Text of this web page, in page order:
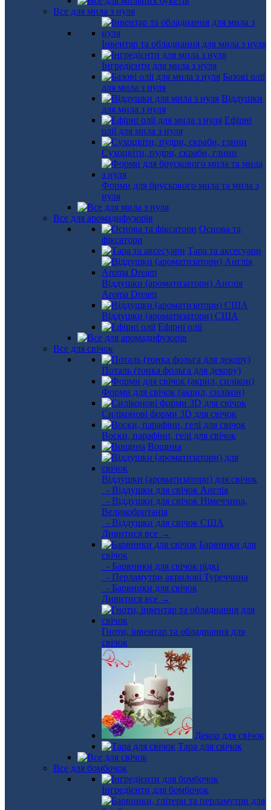
Все для мила з нуля
Інвентар та обладнання для мила з нуля
Інгредієнти для мила з нуля
Базові олії
для мила з нуля
Віддушки
для мила з нуля
Ефірні
олії для мила з нуля
Сухоцвіти, пудри, скраби, глини
Форми для брускового мила та мила з
нуля
Все для аромадифузорів
Основа та
фіксатори
Тара та аксесуари
Віддушки (ароматизатори) Англія
Aroma Dream
Віддушки (ароматизатори) США
Ефірні олії
Все для свічок
Поталь (тонка фольга для декору)
Форми для свічок (акрил, силікон)
Силіконові форми 3D для свічок
Воски, парафіни, гелі для свічок
Вощина
Віддушки (ароматизатори) для свічок
- Віддушки для свічок Англія
- Віддушки для свічок Німеччина,
Великобританія
- Віддушки для свічок США
Дивитися все →
Барвники для
свічок
- Барвники для свічок рідкі
- Перламутри акрилові Туреччина
- Барвники для свічок
Дивитися все →
Гноти, інвентар та обладнання для
свічок
Декор для свічок
Тара для свічок
Все для бомбочок
Інгредієнти для бомбочок